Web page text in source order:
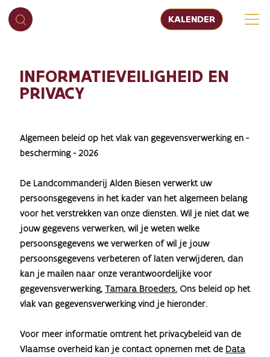
KALENDER
INFORMATIEVEILIGHEID EN
PRIVACY
Algemeen beleid op het vlak van gegevensverwerking en -
bescherming - 2026
De Landcommanderij Alden Biesen verwerkt uw
persoonsgegevens in het kader van het algemeen belang
voor het verstrekken van onze diensten. Wil je niet dat we
jouw gegevens verwerken, wil je weten welke
persoonsgegevens we verwerken of wil je jouw
persoonsgegevens verbeteren of laten verwijderen, dan
kan je mailen naar onze verantwoordelijke voor
gegevensverwerking, Tamara Broeders. Ons beleid op het
vlak van gegevensverwerking vind je hieronder.
Voor meer informatie omtrent het privacybeleid van de
Vlaamse overheid kan je contact opnemen met de Data